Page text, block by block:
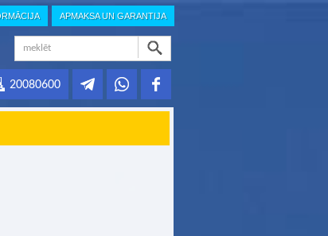
APMAKSA UN GARANTIJA
20080600